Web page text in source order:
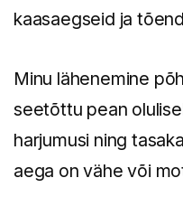
kaasaegseid ja
Minu lähenemine
seetõttu pean
harjumusi ning
aega on vähe või